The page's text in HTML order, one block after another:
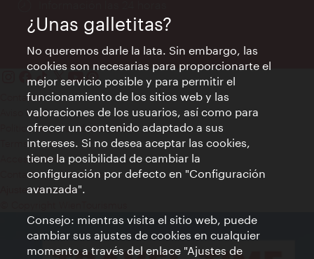
Contacto
Aviso legal
Política de privacidad de datos
Terms of Use
Accesibilidad
Contacto para la prensa
Ajustes de cookie
¿Unas galletitas?
No queremos darle la lata. Sin embargo, las
cookies son necesarias para proporcionarte el
mejor servicio posible y para permitir el
funcionamiento de los sitios web y las
valoraciones de los usuarios, así como para
ofrecer un contenido adaptado a sus
intereses. Si no desea aceptar las cookies,
tiene la posibilidad de cambiar la
configuración por defecto en "Configuración
avanzada".
Consejo: mientras visita el sitio web, puede
cambiar sus ajustes de cookies en cualquier
momento a través del enlace "Ajustes de